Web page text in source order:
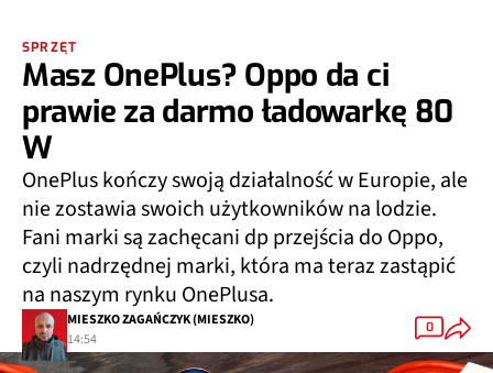
SPRZĘT
Masz OnePlus? Oppo da ci
prawie za darmo ładowarkę 80
W
OnePlus kończy swoją działalność w Europie, ale
nie zostawia swoich użytkowników na lodzie.
Fani marki są zachęcani dp przejścia do Oppo,
czyli nadrzędnej marki, która ma teraz zastąpić
na naszym rynku OnePlusa.
MIESZKO ZAGAŃCZYK (MIESZKO)
14:54
0